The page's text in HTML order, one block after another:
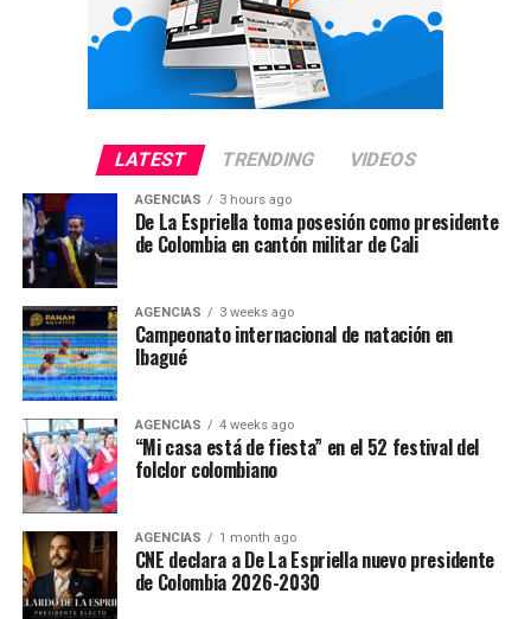
LATEST TRENDING VIDEOS
AGENCIAS 3 hours ago
De La Espriella toma posesión como presidente
de Colombia en cantón militar de Cali
AGENCIAS 3 weeks ago
Campeonato internacional de natación en
Ibagué
AGENCIAS 4 weeks ago
“Mi casa está de fiesta” en el 52 festival del
folclor colombiano
AGENCIAS 1 month ago
CNE declara a De La Espriella nuevo presidente
de Colombia 2026-2030